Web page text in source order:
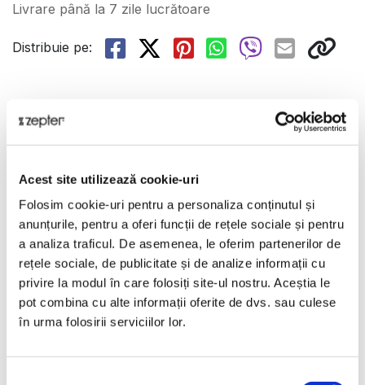
Acest site utilizează cookie-uri
Folosim cookie-uri pentru a personaliza conținutul și
anunțurile, pentru a oferi funcții de rețele sociale și pentru
a analiza traficul. De asemenea, le oferim partenerilor de
rețele sociale, de publicitate și de analize informații cu
privire la modul în care folosiți site-ul nostru. Aceștia le
pot combina cu alte informații oferite de dvs. sau culese
în urma folosirii serviciilor lor.
Livrare până la 7 zile lucrătoare
Distribuie pe:
Prezentare generală
O casă curată este o casă sigură! Brandul Zepter
familiei tale, astfel încât să ai mereu aer curat și sigur
în casa ta.
Prezentare
FILTRU ANTISTATIC (PRE-ELECTROST.)
Date tehnice